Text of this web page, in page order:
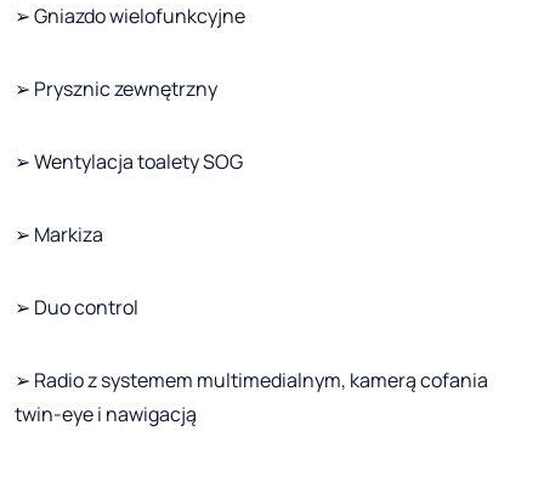
➢ Gniazdo wielofunkcyjne
➢ Prysznic zewnętrzny
➢ Wentylacja toalety SOG
➢ Markiza
➢ Duo control
➢ Radio z systemem multimedialnym, kamerą cofania
twin-eye i nawigacją